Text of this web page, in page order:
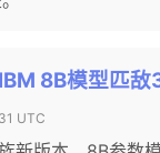
8B模型匹敌
UTC